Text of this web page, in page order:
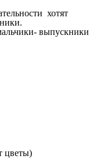
хотят
выпускники